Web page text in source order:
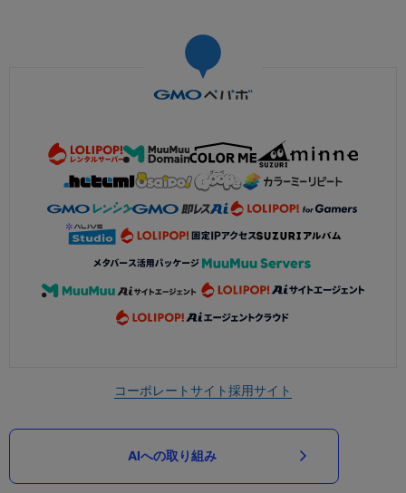
コーポレートサイト採用サイト
AIへの取り組み